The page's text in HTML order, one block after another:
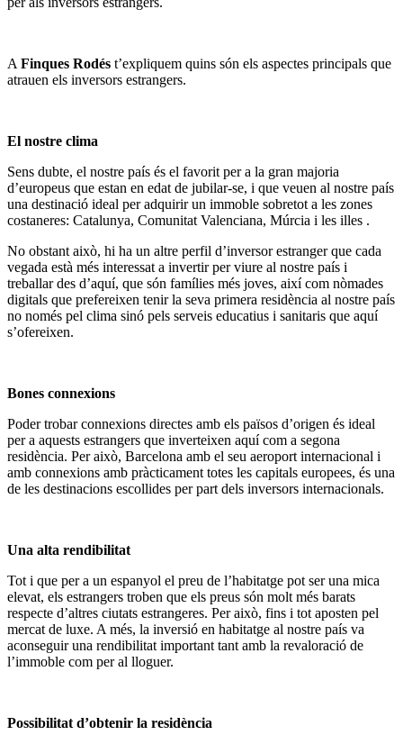
A Finques Rodés t’expliquem quins són els aspectes principals que
atrauen els inversors estrangers.
El nostre clima
Sens dubte, el nostre país és el favorit per a la gran majoria
d’europeus que estan en edat de jubilar-se, i que veuen al nostre país
una destinació ideal per adquirir un immoble sobretot a les zones
costaneres: Catalunya, Comunitat Valenciana, Múrcia i les illes .
No obstant això, hi ha un altre perfil d’inversor estranger que cada
vegada està més interessat a invertir per viure al nostre país i
treballar des d’aquí, que són famílies més joves, així com nòmades
digitals que prefereixen tenir la seva primera residència al nostre país
no només pel clima sinó pels serveis educatius i sanitaris que aquí
s’ofereixen.
Bones connexions
Poder trobar connexions directes amb els països d’origen és ideal
per a aquests estrangers que inverteixen aquí com a segona
residència. Per això, Barcelona amb el seu aeroport internacional i
amb connexions amb pràcticament totes les capitals europees, és una
de les destinacions escollides per part dels inversors internacionals.
Una alta rendibilitat
Tot i que per a un espanyol el preu de l’habitatge pot ser una mica
elevat, els estrangers troben que els preus són molt més barats
respecte d’altres ciutats estrangeres. Per això, fins i tot aposten pel
mercat de luxe. A més, la inversió en habitatge al nostre país va
aconseguir una rendibilitat important tant amb la revaloració de
l’immoble com per al lloguer.
Possibilitat d’obtenir la residència